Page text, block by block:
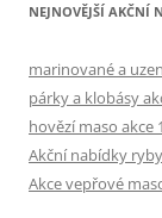
NEJNOVĚJŠÍ AKČNÍ
marinované a
párky a klobásy
hovězí maso akce
Akční nabídky
Akce vepřové